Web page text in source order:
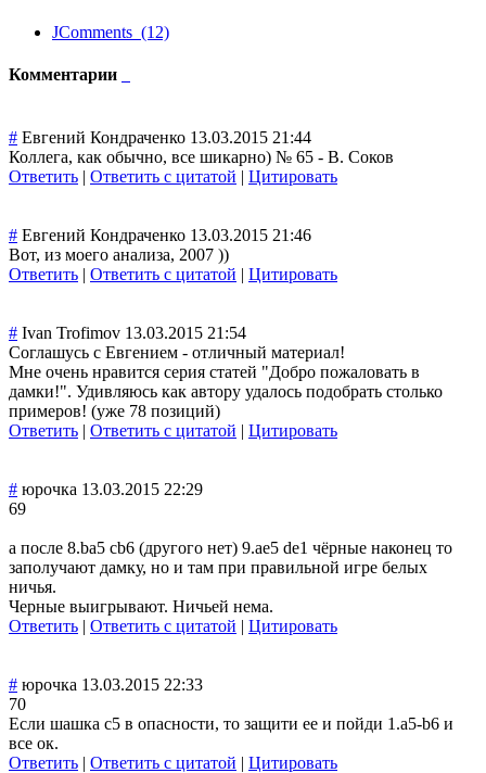
JComments (12)
Комментарии
# Евгений Кондраченко 13.03.2015 21:44
Коллега, как обычно, все шикарно) № 65 - В. Соков
Ответить | Ответить с цитатой | Цитировать
# Евгений Кондраченко 13.03.2015 21:46
Вот, из моего анализа, 2007 ))
Ответить | Ответить с цитатой | Цитировать
# Ivan Trofimov 13.03.2015 21:54
Соглашусь с Евгением - отличный материал!
Мне очень нравится серия статей "Добро пожаловать в
дамки!". Удивляюсь как автору удалось подобрать столько
примеров! (уже 78 позиций)
Ответить | Ответить с цитатой | Цитировать
# юрочка 13.03.2015 22:29
69
а после 8.ba5 cb6 (другого нет) 9.ae5 de1 чёрные наконец то
заполучают дамку, но и там при правильной игре белых
ничья.
Черные выигрывают. Ничьей нема.
Ответить | Ответить с цитатой | Цитировать
# юрочка 13.03.2015 22:33
70
Если шашка с5 в опасности, то защити ее и пойди 1.a5-b6 и
все ок.
Ответить | Ответить с цитатой | Цитировать